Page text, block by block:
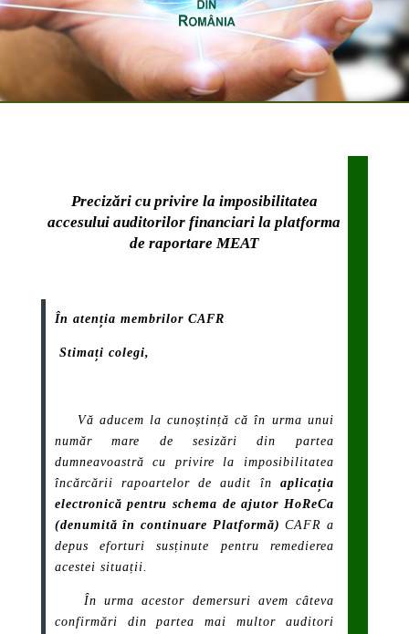
Precizări cu privire la imposibilitatea
accesului auditorilor financiari la platforma
de raportare MEAT
În atenția membrilor CAFR
Stimați colegi,
Vă aducem la cunoștință că în urma unui
număr mare de sesizări din partea
dumneavoastră cu privire la imposibilitatea
încărcării rapoartelor de audit în aplicația
electronică pentru schema de ajutor HoReCa
(denumită în continuare Platformă)CAFR a
depus eforturi susținute pentru remedierea
acestei situații.
În urma acestor demersuri avem câteva
confirmări din partea mai multor auditori